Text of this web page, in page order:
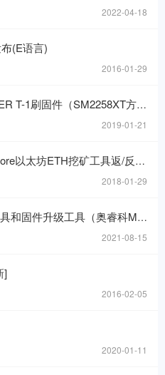
2022-04-18
(E语言)
2016-01-29
1刷固件（SM2258XT方案）
2019-01-21
ETH挖矿工具返/反抽水/N卡自动超频
2018-01-29
件升级工具（奥睿科M2PV-C3）
2021-08-15
]
2016-02-05
2020-01-11